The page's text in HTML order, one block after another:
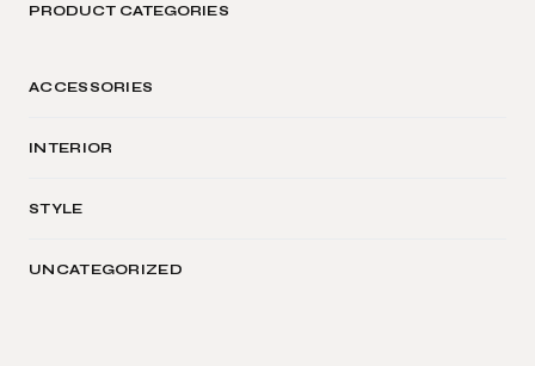
PRODUCT CATEGORIES
ACCESSORIES
INTERIOR
STYLE
UNCATEGORIZED